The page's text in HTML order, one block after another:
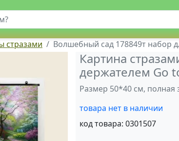
стразами Волшебный сад 178849т набор
Картина
держателем Go
Размер 50*40 см, полная
товара нет в наличии
код товара: 0301507